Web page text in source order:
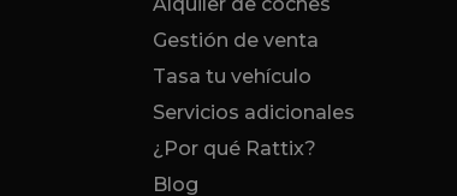
Gestión de venta
Tasa tu vehículo
Servicios adicionales
¿Por qué Rattix?
Blog